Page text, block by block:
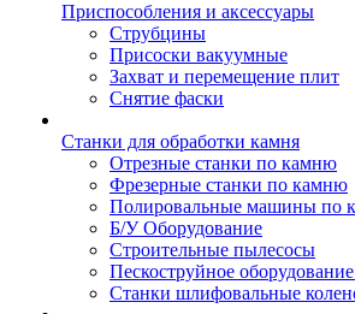
Приспособления и аксессуары
Струбцины
Присоски вакуумные
Захват и перемещение плит
Снятие фаски
Станки для обработки камня
Отрезные станки по камню
Фрезерные станки по камню
Полировальные машины по
Б/У Оборудование
Строительные пылесосы
Пескоструйное
Станки шлифовальные